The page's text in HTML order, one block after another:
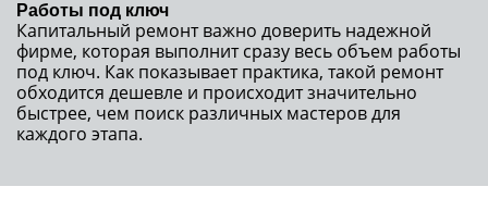
Работы под ключ
Капитальный ремонт важно доверить надежной
фирме, которая выполнит сразу весь объем работы
под ключ. Как показывает практика, такой ремонт
обходится дешевле и происходит значительно
быстрее, чем поиск различных мастеров для
каждого этапа.